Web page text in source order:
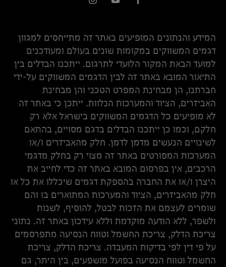
המידע והנתונים המופיעים באתר זה מתייחסים למגוון
דגמים המשווקים במקומות שונים בעולם ומעודכנים
למועד הבאת המקור הלועדי לתרגום. ייתכנו הבדלים בין
התיאור המובא באתר זה לבין הדגמים המשווקים על-ידי
חברתנו, הן מבחינת המפרט הטכני והן מבחינת
האביזרים, הציוד והמערכות הנלוות. ייתכן כי באתר זה
לא מופיעים כל הדגמים המשווקים בישראל אלא רק
חלקם, וכמו כן ייתכנו הבדלים בדגם מסויים, בהתאם
לשינויים הנעשים מדמן לדמן. חלק מהאביזרים ו/או
המערכות המפורטים באתר זה מצוי רק בחלק מדגמי
הרכבים, אין בפרסום המובא באתר זה כדי לחייב את
היצרן ו/או את החברה בהספקת דגמים שיכללו את כל או
חלק מהאביזרים, הציוד והמערכות המתוארים בו והם
שומרים לעצמם את הזכות לבטל, להוסיף, לשנות
ולשפר, ללא הודעה מוקדמת וללא עידכון באתר זה. נתוני
צריכת הדלק, צריכת החשמל וטווח הנסיעה מתפרסמים
על פי דין לפי בדיקות המעבדה. צריכת הדלק, צריכת
החשמל וטווח הנסיעה בפועל מושפעים, בין היתר, גם